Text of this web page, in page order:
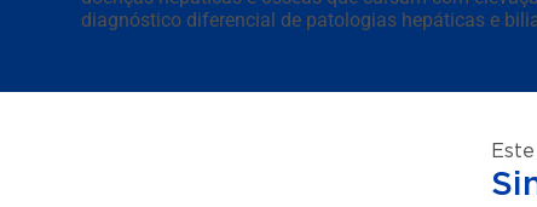
diagnóstico diferencial de patologias hepáticas e